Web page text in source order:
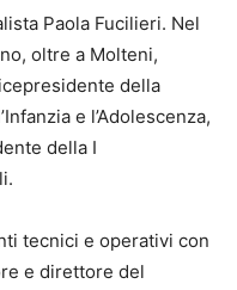
Paola Fucilieri. Nel
oltre a Molteni,
della
e l’Adolescenza,
della I
tecnici e operativi con
e direttore del